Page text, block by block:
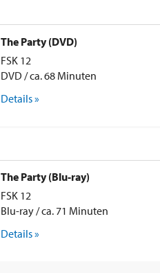
The Party (DVD)
FSK 12
DVD / ca. 68 Minuten
Details »
The Party (Blu-ray)
FSK 12
Blu-ray / ca. 71 Minuten
Details »